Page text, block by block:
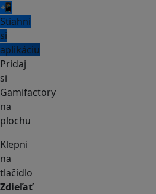
📲
Stiahni
si
aplikáciu
Pridaj
si
Gamifactory
na
plochu
Klepni
na
tlačidlo
Zdieľať